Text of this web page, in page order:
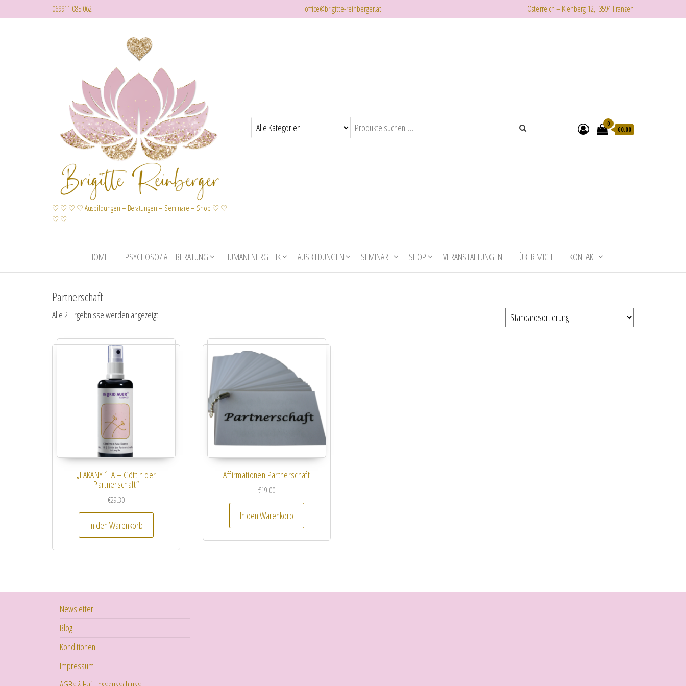
069911 085 062 office@brigitte-reinberger.at Österreich – Kienberg 12, 3594 Franzen
♡ ♡ ♡ ♡ Ausbildungen – Beratungen – Seminare – Shop ♡ ♡
♡ ♡
0
€0.00
HOME PSYCHOSOZIALE BERATUNG HUMANENERGETIK AUSBILDUNGEN SEMINARE SHOP VERANSTALTUNGEN ÜBER MICH KONTAKT
Partnerschaft
Alle 2 Ergebnisse werden angezeigt
„LAKANY´LA – Göttin der
Partnerschaft“
€29.30
In den Warenkorb
Affirmationen Partnerschaft
€19.00
In den Warenkorb
Newsletter
Blog
Konditionen
Impressum